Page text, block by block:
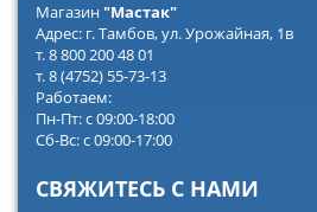
Магазин"Мастак"
Адрес: г. Тамбов, ул. Урожайная, 1в
т. 8 800 200 48 01
т. 8 (4752) 55-73-13
Работаем:
Пн-Пт: с 09:00-18:00
Сб-Вс: с 09:00-17:00
СВЯЖИТЕСЬ С НАМИ